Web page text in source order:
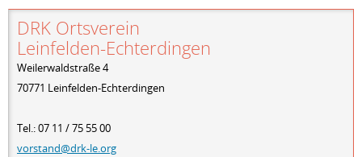
DRK Ortsverein
Leinfelden-Echterdingen
Weilerwaldstraße 4
70771 Leinfelden-Echterdingen
Tel.: 07 11 / 75 55 00
vorstand@drk-le.org